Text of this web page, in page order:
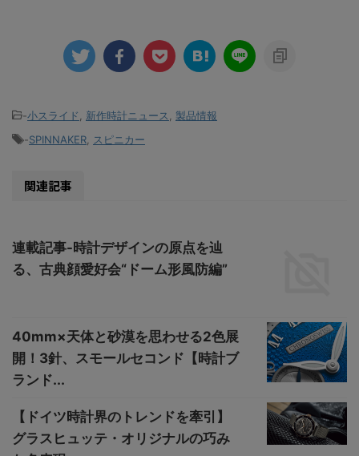
-小スライド 新作時計ニュース
製品情報
-SPINNAKER スピニカー
関連記事
連載記事-時計デザインの原点を辿
る、古典顔愛好会“ドーム形風防編”
40mm×天体と砂漠を思わせる2色展
開！3針、スモールセコンド【時計ブ
ランド...
【ドイツ時計界のトレンドを牽引】
グラスヒュッテ・オリジナルの巧み